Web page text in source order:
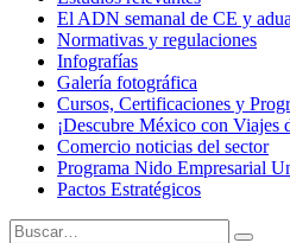
El ADN semanal de CE y
Normativas y regulaciones
Infografías
Galería fotográfica
Cursos, Certificaciones y
¡Descubre México con Viajes
Comercio noticias del sector
Programa Nido Empresarial
Pactos Estratégicos